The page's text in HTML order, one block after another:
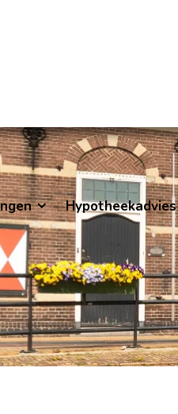
Hypotheekadvies